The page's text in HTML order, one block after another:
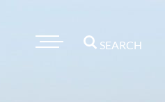
SEARCH